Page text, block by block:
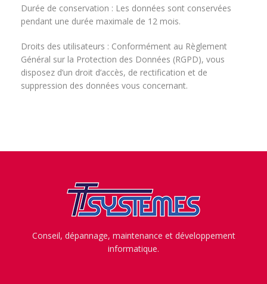
Durée de conservation : Les données sont conservées
pendant une durée maximale de 12 mois.
Droits des utilisateurs : Conformément au Règlement
Général sur la Protection des Données (RGPD), vous
disposez d’un droit d’accès, de rectification et de
suppression des données vous concernant.
Conseil, dépannage, maintenance et développement
informatique.